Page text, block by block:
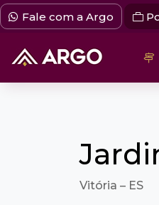
Fale com a Argo
Vitória – ES